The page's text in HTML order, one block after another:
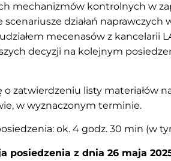
mechanizmów kontrolnych w
działań naprawczych
mecenasów z kancelarii
decyzji na kolejnym
o zatwierdzeniu listy materiałów
w wyznaczonym terminie.
ok. 4 godz. 30 min (w
posiedzenia z dnia 26 maja